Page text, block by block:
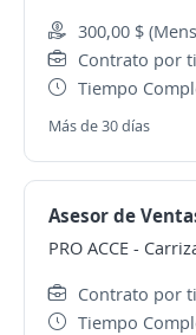
300,00 $
Contrato por
Tiempo
Más de 30 días
Asesor de
PRO ACCE -
Contrato por
Tiempo